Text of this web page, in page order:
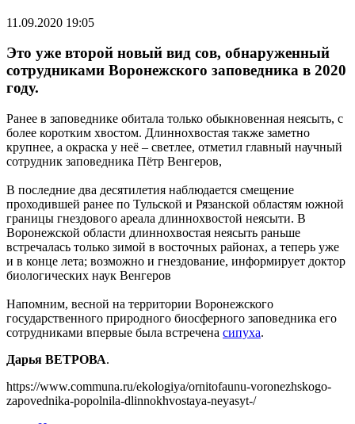
11.09.2020 19:05
Это уже второй новый вид сов, обнаруженный
сотрудниками Воронежского заповедника в 2020
году.
Ранее в заповеднике обитала только обыкновенная неясыть, с
более коротким хвостом. Длиннохвостая также заметно
крупнее, а окраска у неё – светлее, отметил главный научный
сотрудник заповедника Пётр Венгеров,
В последние два десятилетия наблюдается смещение
проходившей ранее по Тульской и Рязанской областям южной
границы гнездового ареала длиннохвостой неясыти. В
Воронежской области длиннохвостая неясыть раньше
встречалась только зимой в восточных районах, а теперь уже
и в конце лета; возможно и гнездование, информирует доктор
биологических наук Венгеров
Напомним, весной на территории Воронежского
государственного природного биосферного заповедника его
сотрудниками впервые была встречена сипуха.
Дарья ВЕТРОВА.
https://www.communa.ru/ekologiya/ornitofaunu-voronezhskogo-
zapovednika-popolnila-dlinnokhvostaya-neyasyt-/